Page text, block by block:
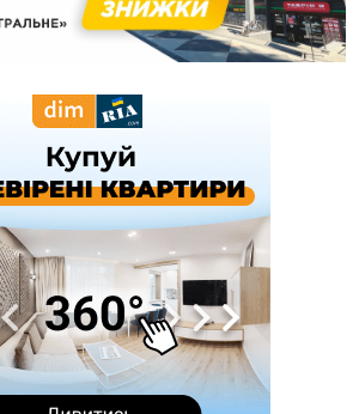
і Тернопільщини невідомі засипали
Яремче зафіксували нові температурні
по Харкову "Бандероллю": є постраждалі,
підприємство
державі 1,5 га лісу із трьома
Франківській громаді
веж планують зробити сквер з
під час пожежі будинку травмувалась
на Говерлі встановили Рекорд